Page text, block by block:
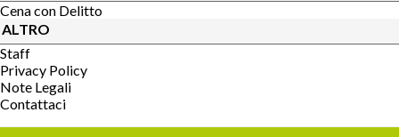
Cena con Delitto
ALTRO
Staff
Privacy Policy
Note Legali
Contattaci